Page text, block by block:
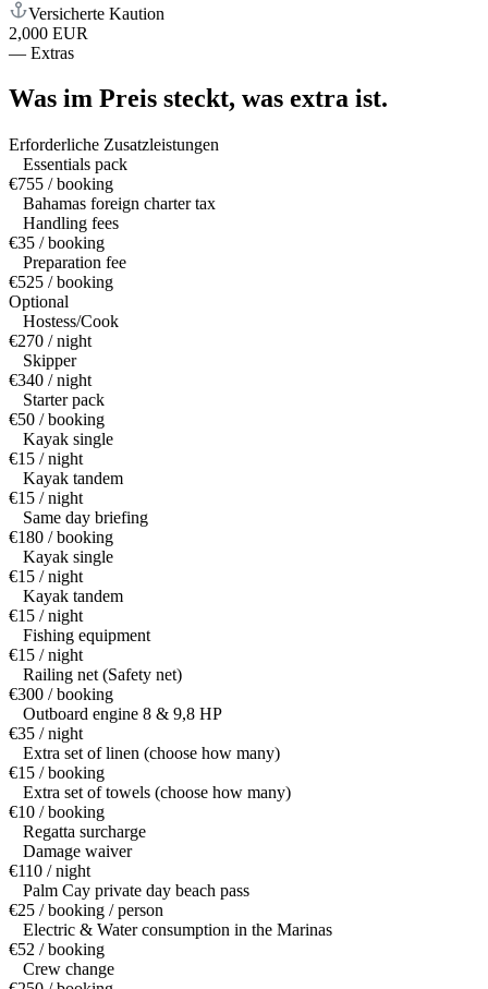
Versicherte Kaution
2,000 EUR
— Extras
Was im Preis steckt, was extra ist.
Erforderliche Zusatzleistungen
Essentials pack
€755 / booking
Bahamas foreign charter tax
Handling fees
€35 / booking
Preparation fee
€525 / booking
Optional
Hostess/Cook
€270 / night
Skipper
€340 / night
Starter pack
€50 / booking
Kayak single
€15 / night
Kayak tandem
€15 / night
Same day briefing
€180 / booking
Kayak single
€15 / night
Kayak tandem
€15 / night
Fishing equipment
€15 / night
Railing net (Safety net)
€300 / booking
Outboard engine 8 & 9,8 HP
€35 / night
Extra set of linen (choose how many)
€15 / booking
Extra set of towels (choose how many)
€10 / booking
Regatta surcharge
Damage waiver
€110 / night
Palm Cay private day beach pass
€25 / booking / person
Electric & Water consumption in the Marinas
€52 / booking
Crew change